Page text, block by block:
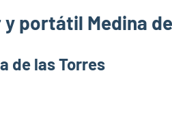
portátil Medina
de las Torres